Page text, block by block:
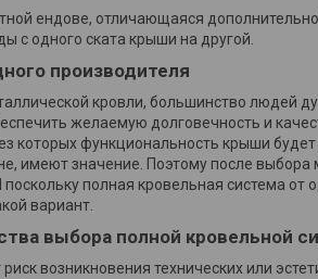
ендове, отличающаяся
с одного ската крыши на другой.
производителя
кровли, большинство людей
желаемую долговечность и
которых функциональность крыши
имеют значение. Поэтому после
поскольку полная кровельная система
вариант.
выбора полной кровельной
возникновения технических или